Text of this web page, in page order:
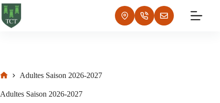
Adultes Saison 2026-2027
Adultes Saison 2026-2027